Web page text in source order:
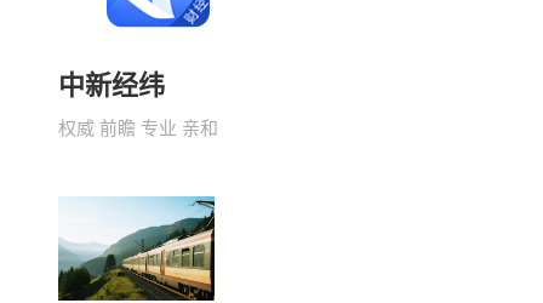
中新经纬
权威 前瞻 专业 亲和